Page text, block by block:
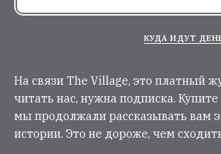
КУДА ИДУТ
На связи The Village, это платный
читать нас, нужна подписка.
мы продолжали рассказывать вам
истории. Это не дороже, чем